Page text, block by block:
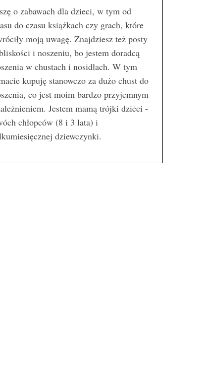
o zabawach dla dzieci, w tym od
do czasu książkach czy grach, które
moją uwagę. Znajdziesz też posty
i noszeniu, bo jestem doradcą
w chustach i nosidłach. W tym
kupuję stanowczo za dużo chust do
co jest moim bardzo przyjemnym
Jestem mamą trójki dzieci -
chłopców (8 i 3 lata) i
dziewczynki.